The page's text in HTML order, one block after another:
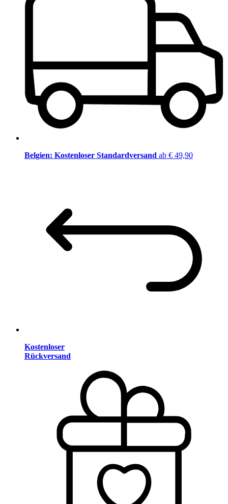
Belgien: Kostenloser Standardversand ab € 49,90
Kostenloser
Rückversand